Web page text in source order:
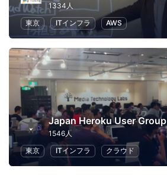
1334人
東京
ITインフラ AWS
Japan Heroku User Group
1546人
東京
ITインフラ クラウド